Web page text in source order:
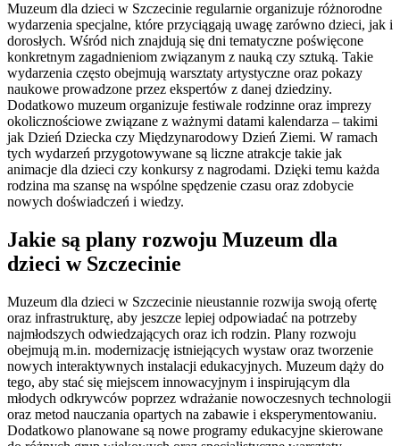
Muzeum dla dzieci w Szczecinie regularnie organizuje różnorodne
wydarzenia specjalne, które przyciągają uwagę zarówno dzieci, jak i
dorosłych. Wśród nich znajdują się dni tematyczne poświęcone
konkretnym zagadnieniom związanym z nauką czy sztuką. Takie
wydarzenia często obejmują warsztaty artystyczne oraz pokazy
naukowe prowadzone przez ekspertów z danej dziedziny.
Dodatkowo muzeum organizuje festiwale rodzinne oraz imprezy
okolicznościowe związane z ważnymi datami kalendarza – takimi
jak Dzień Dziecka czy Międzynarodowy Dzień Ziemi. W ramach
tych wydarzeń przygotowywane są liczne atrakcje takie jak
animacje dla dzieci czy konkursy z nagrodami. Dzięki temu każda
rodzina ma szansę na wspólne spędzenie czasu oraz zdobycie
nowych doświadczeń i wiedzy.
Jakie są plany rozwoju Muzeum dla
dzieci w Szczecinie
Muzeum dla dzieci w Szczecinie nieustannie rozwija swoją ofertę
oraz infrastrukturę, aby jeszcze lepiej odpowiadać na potrzeby
najmłodszych odwiedzających oraz ich rodzin. Plany rozwoju
obejmują m.in. modernizację istniejących wystaw oraz tworzenie
nowych interaktywnych instalacji edukacyjnych. Muzeum dąży do
tego, aby stać się miejscem innowacyjnym i inspirującym dla
młodych odkrywców poprzez wdrażanie nowoczesnych technologii
oraz metod nauczania opartych na zabawie i eksperymentowaniu.
Dodatkowo planowane są nowe programy edukacyjne skierowane